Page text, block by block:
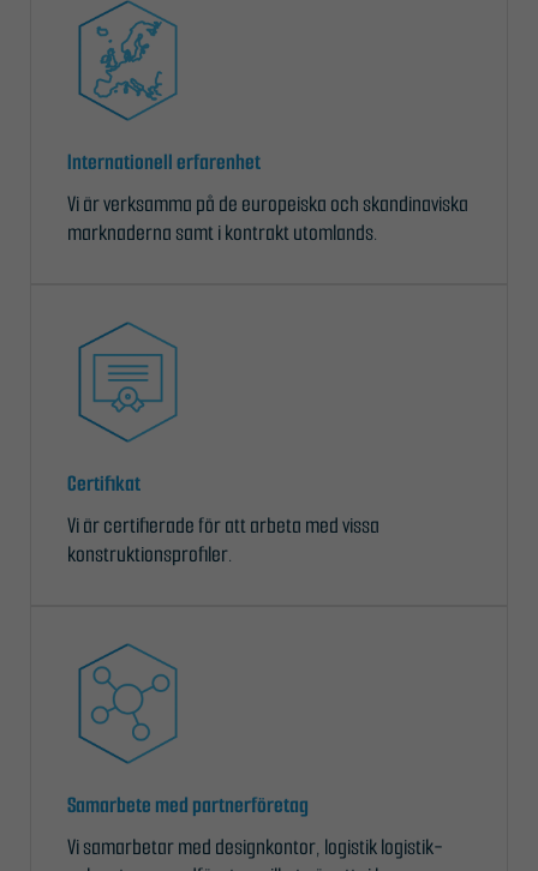
Internationell erfarenhet
Vi är verksamma på de europeiska och skandinaviska
marknaderna samt i kontrakt utomlands.
Certifikat
Vi är certifierade för att arbeta med vissa
konstruktionsprofiler.
Samarbete med partnerföretag
Vi samarbetar med designkontor, logistik logistik-